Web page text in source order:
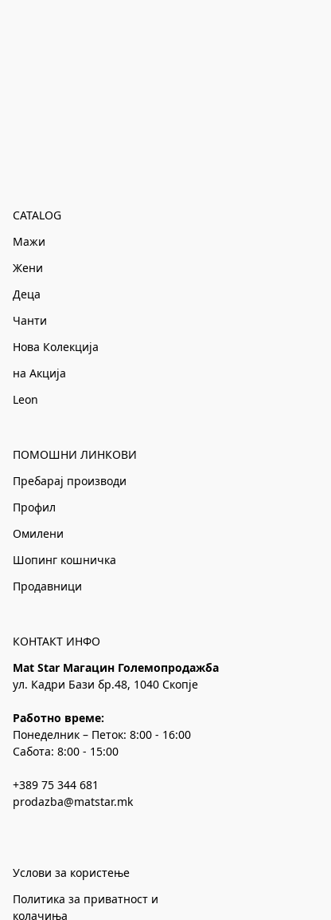
CATALOG
Мажи
Жени
Деца
Чанти
Нова Колекција
на Акција
Leon
ПОМОШНИ ЛИНКОВИ
Пребарај производи
Профил
Омилени
Шопинг кошничка
Продавници
КОНТАКТ ИНФО
Mat Star Магацин Големопродажба
ул. Кадри Бази бр.48, 1040 Скопје
Работно време:
Понеделник – Петок: 8:00 - 16:00
Сабота: 8:00 - 15:00
+389 75 344 681
prodazba@matstar.mk
Услови за користење
Политика за приватност и
колачиња